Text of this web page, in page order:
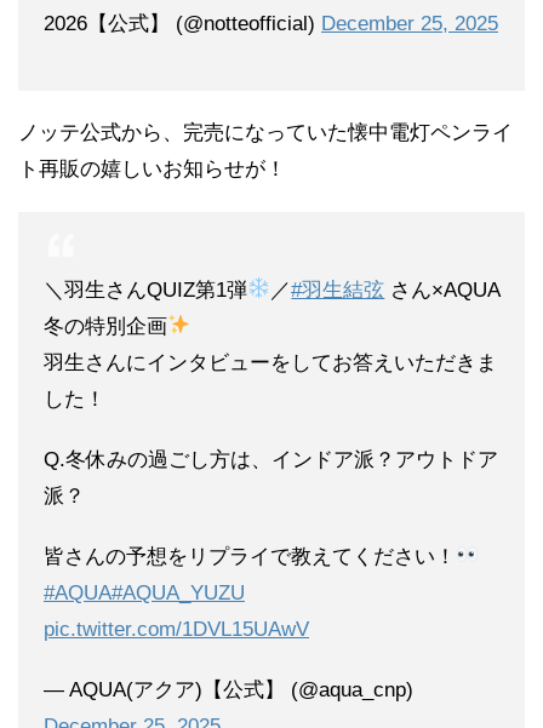
2026【公式】 (@notteofficial) December 25, 2025
ノッテ公式から、完売になっていた懐中電灯ペンライ
ト再販の嬉しいお知らせが！
＼羽生さんQUIZ第1弾 ／#羽生結弦 さん×AQUA
冬の特別企画
羽生さんにインタビューをしてお答えいただきま
した！
Q.冬休みの過ごし方は、インドア派？アウトドア
派？
皆さんの予想をリプライで教えてください！
#AQUA#AQUA_YUZU
pic.twitter.com/1DVL15UAwV
— AQUA(アクア)【公式】 (@aqua_cnp)